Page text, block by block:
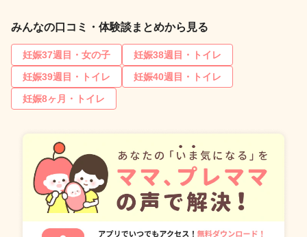
みんなの口コミ・体験談まとめから見る
妊娠37週目・女の子
妊娠38週目・トイレ
妊娠39週目・トイレ
妊娠40週目・トイレ
妊娠8ヶ月・トイレ